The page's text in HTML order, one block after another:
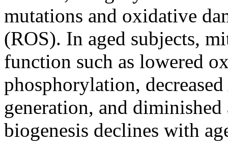
mutations and oxidative
(ROS). In aged subjects,
function such as lowered
phosphorylation,
generation, and
biogenesis declines with